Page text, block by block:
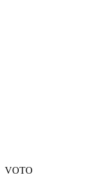
VOTO